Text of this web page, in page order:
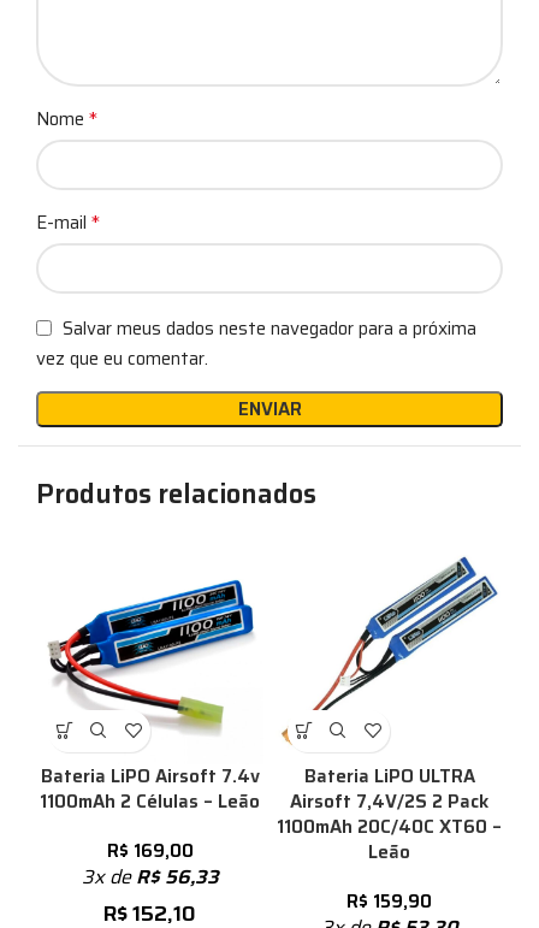
Nome *
E-mail *
Salvar meus dados neste navegador para a próxima
vez que eu comentar.
Produtos relacionados
Bateria LiPO Airsoft 7.4v
1100mAh 2 Células – Leão
R$ 169,00
3x deR$56,33
R$152,10
Bateria LiPO ULTRA
Airsoft 7,4V/2S 2 Pack
1100mAh 20C/40C XT60 –
Leão
R$ 159,90